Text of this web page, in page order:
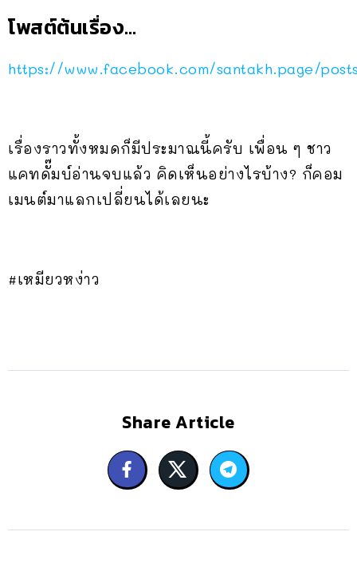
โพสต์ต้นเรื่อง…
https://www.facebook.com/santakh.page/posts/
เรื่องราวทั้งหมดก็มีประมาณนี้ครับ เพื่อน ๆ ชาว
แคทดั๊มบ์อ่านจบแล้ว คิดเห็นอย่างไรบ้าง? ก็คอม
เมนต์มาแลกเปลี่ยนได้เลยนะ
#เหมียวหง่าว
Share Article